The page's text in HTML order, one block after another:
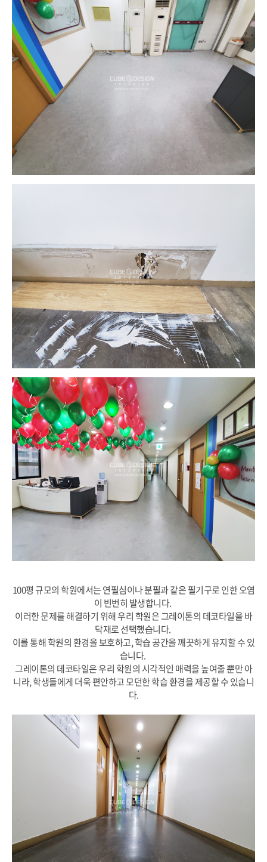
100평 규모의 학원에서는 연필심이나 분필과 같은 필기구로 인한 오염
이 빈번히 발생합니다.
이러한 문제를 해결하기 위해 우리 학원은 그레이톤의 데코타일을 바
닥재로 선택했습니다.
이를 통해 학원의 환경을 보호하고, 학습 공간을 깨끗하게 유지할 수 있
습니다.
그레이톤의 데코타일은 우리 학원의 시각적인 매력을 높여줄 뿐만 아
니라, 학생들에게 더욱 편안하고 모던한 학습 환경을 제공할 수 있습니
다.